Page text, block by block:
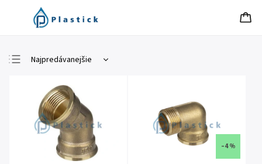
Najpredávanejšie
Najdrahšie
Abecedne
–4 %